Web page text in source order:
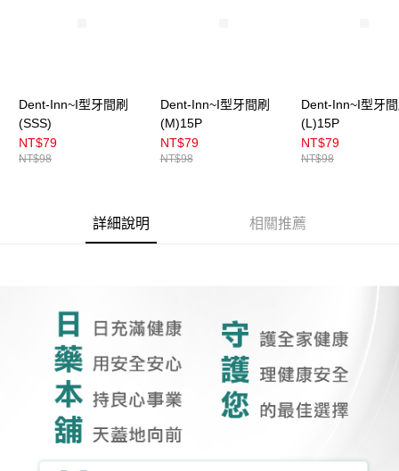
每筆NT$300，滿NT$3,000(含以上)免運費
付款後門市自取
每筆NT$100，滿NT$399(含以上)免運費
Dent-Inn~I型牙間刷
(SSS)
NT$79
NT$98
Dent-Inn~I型牙間刷
(M)15P
NT$79
NT$98
Dent-Inn~I型牙
(L)15P
NT$79
NT$98
詳細說明 相關推薦